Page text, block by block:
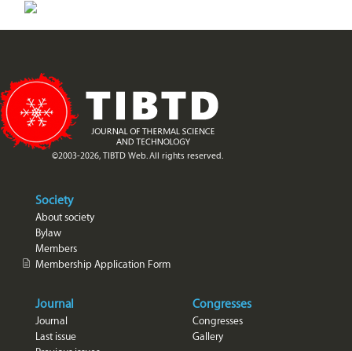
©2003-2026, TIBTD Web. All rights reserved.
Society
About society
Bylaw
Members
Membership Application Form
Journal
Journal
Last issue
Congresses
Congresses
Gallery